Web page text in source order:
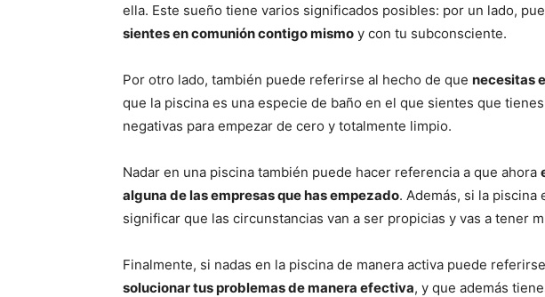
ella. Este sueño tiene varios significados posibles: por un lado,
sientes en comunión contigo mismo y con tu subconsciente.
Por otro lado, también puede referirse al hecho de que necesitas
que la piscina es una especie de baño en el que sientes que
negativas para empezar de cero y totalmente limpio.
Nadar en una piscina también puede hacer referencia a que ahora
alguna de las empresas que has empezado. Además, si la piscina
significar que las circunstancias van a ser propicias y vas a tener
Finalmente, si nadas en la piscina de manera activa puede
solucionar tus problemas de manera efectiva, y que además